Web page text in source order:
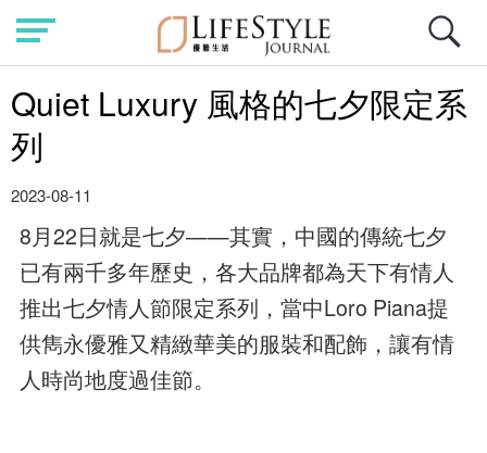
Quiet Luxury 風格的七夕限定系
列
2023-08-11
8月22日就是七夕——其實，中國的傳統七夕
已有兩千多年歷史，各大品牌都為天下有情人
推出七夕情人節限定系列，當中Loro Piana提
供雋永優雅又精緻華美的服裝和配飾，讓有情
人時尚地度過佳節。